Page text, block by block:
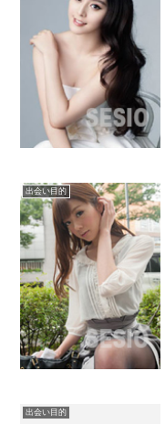
出会い目的
出会い目的